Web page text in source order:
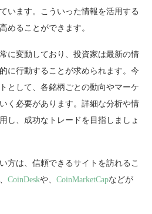
います。こういった情報を活用する
めることができます。
に変動しており、投資家は最新の情
に行動することが求められます。今
として、各銘柄ごとの動向やマーケ
く必要があります。詳細な分析や情
し、成功なトレードを目指しましょ
方は、信頼できるサイトを訪れるこ
CoinDeskや、 CoinMarketCapなどが